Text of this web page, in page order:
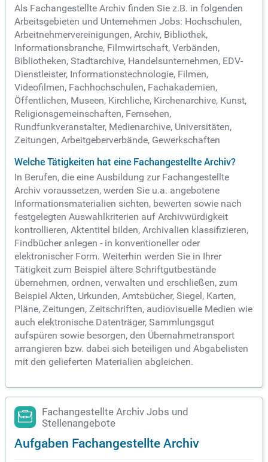
Als Fachangestellte Archiv finden Sie z.B. in folgenden
Arbeitsgebieten und Unternehmen Jobs: Hochschulen,
Arbeitnehmervereinigungen, Archiv, Bibliothek,
Informationsbranche, Filmwirtschaft, Verbänden,
Bibliotheken, Stadtarchive, Handelsunternehmen, EDV-
Dienstleister, Informationstechnologie, Filmen,
Videofilmen, Fachhochschulen, Fachakademien,
Öffentlichen, Museen, Kirchliche, Kirchenarchive, Kunst,
Religionsgemeinschaften, Fernsehen,
Rundfunkveranstalter, Medienarchive, Universitäten,
Zeitungen, Arbeitgeberverbände, Gewerkschaften
Welche Tätigkeiten hat eine Fachangestellte Archiv?
In Berufen, die eine Ausbildung zur Fachangestellte
Archiv voraussetzen, werden Sie u.a. angebotene
Informationsmaterialien sichten, bewerten sowie nach
festgelegten Auswahlkriterien auf Archivwürdigkeit
kontrollieren, Aktentitel bilden, Archivalien klassifizieren,
Findbücher anlegen - in konventioneller oder
elektronischer Form. Weiterhin werden Sie in Ihrer
Tätigkeit zum Beispiel ältere Schriftgutbestände
übernehmen, ordnen, verwalten und erschließen, zum
Beispiel Akten, Urkunden, Amtsbücher, Siegel, Karten,
Pläne, Zeitungen, Zeitschriften, audiovisuelle Medien wie
auch elektronische Datenträger, Sammlungsgut
aufspüren sowie besorgen, den Übernahmetransport
arrangieren bzw. dabei sich beteiligen und Abgabelisten
mit den gelieferten Materialien abgleichen.
Fachangestellte Archiv Jobs und
Stellenangebote
Aufgaben Fachangestellte Archiv